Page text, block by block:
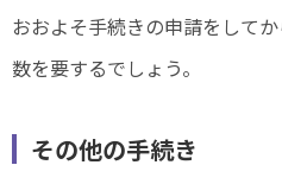
おおよそ手続きの申請をして
数を要するでしょう。
その他の手続き